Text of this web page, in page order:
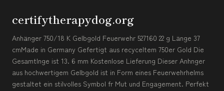
certifytherapydog.org
Anhänger 750/18 K Gelbgold Feuerwehr 527160 22 g Länge 37
cmMade in Germany Gefertigt aus recyceltem 750er Gold Die
Gesamtlnge ist 13. 6 mm Kostenlose Lieferung Dieser Anhnger
aus hochwertigem Gelbgold ist in Form eines Feuerwehrhelms
gestaltet ein stilvolles Symbol fr Mut und Engagement. Perfekt